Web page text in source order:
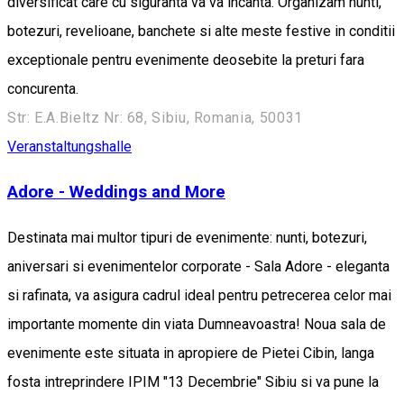
botezuri, revelioane, banchete si alte meste festive in conditii
exceptionale pentru evenimente deosebite la preturi fara
concurenta.
Str: E.A.Bieltz Nr: 68, Sibiu, Romania, 50031
Veranstaltungshalle
Adore - Weddings and More
Destinata mai multor tipuri de evenimente: nunti, botezuri,
aniversari si evenimentelor corporate - Sala Adore - eleganta
si rafinata, va asigura cadrul ideal pentru petrecerea celor mai
importante momente din viata Dumneavoastra! Noua sala de
evenimente este situata in apropiere de Pietei Cibin, langa
fosta intreprindere IPIM "13 Decembrie" Sibiu si va pune la